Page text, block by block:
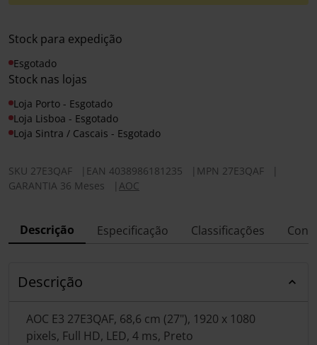
Stock para expedição
Esgotado
Stock nas lojas
Loja Porto - Esgotado
Loja Lisboa - Esgotado
Loja Sintra / Cascais - Esgotado
SKU 27E3QAF EAN 4038986181235 MPN 27E3QAF
GARANTIA 36 Meses
AOC
Descrição Especificação Classificações
Descrição
AOC E3 27E3QAF, 68,6 cm (27"), 1920 x 1080
pixels, Full HD, LED, 4 ms, Preto